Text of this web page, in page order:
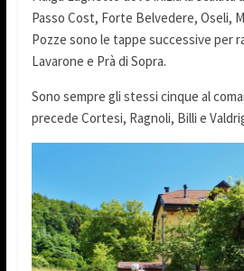
Passo Cost, Forte Belvedere, Oseli,
Pozze sono le tappe successive per
Lavarone e Prà di Sopra.
Sono sempre gli stessi cinque al
precede Cortesi, Ragnoli, Billi e